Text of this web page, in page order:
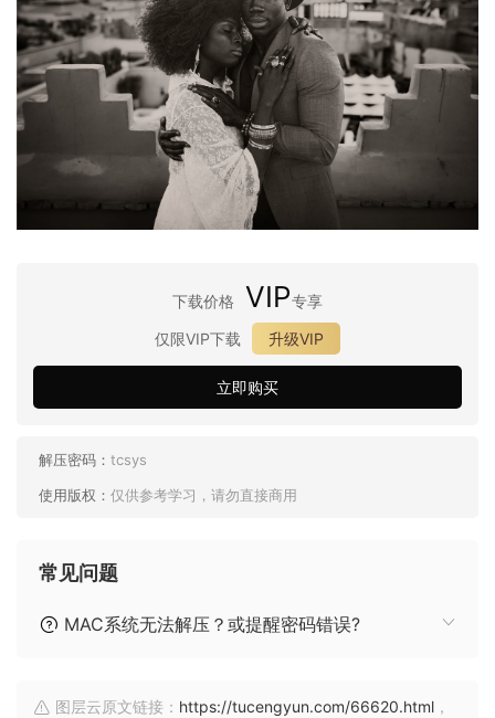
下载价格 VIP专享
仅限VIP下载
升级VIP
立即购买
解压密码： tcsys
使用版权： 仅供参考学习，请勿直接商用
常见问题
MAC系统无法解压？或提醒密码错误?
图层云原文链接： https://tucengyun.com/66620.html ，